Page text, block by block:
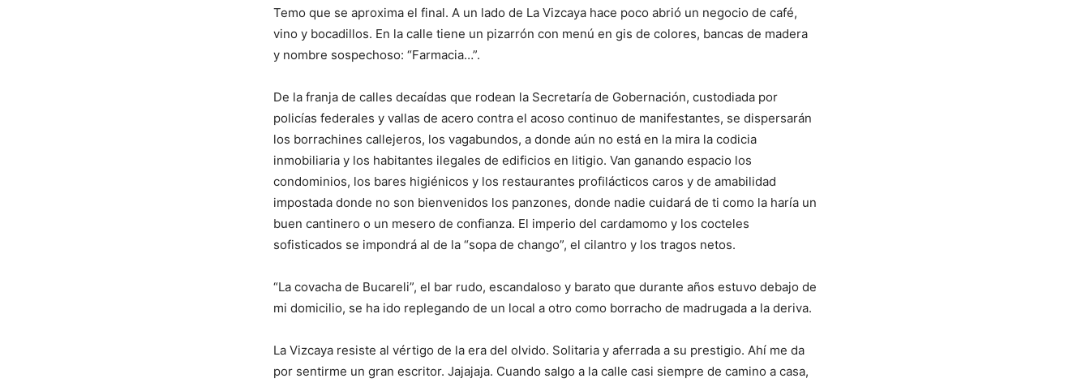
Temo que se aproxima el final. A un lado de La Vizcaya hace poco abrió un negocio de café,
vino y bocadillos. En la calle tiene un pizarrón con menú en gis de colores, bancas de madera
y nombre sospechoso: “Farmacia…”.
De la franja de calles decaídas que rodean la Secretaría de Gobernación, custodiada por
policías federales y vallas de acero contra el acoso continuo de manifestantes, se dispersarán
los borrachines callejeros, los vagabundos, a donde aún no está en la mira la codicia
inmobiliaria y los habitantes ilegales de edificios en litigio. Van ganando espacio los
condominios, los bares higiénicos y los restaurantes profilácticos caros y de amabilidad
impostada donde no son bienvenidos los panzones, donde nadie cuidará de ti como la haría un
buen cantinero o un mesero de confianza. El imperio del cardamomo y los cocteles
sofisticados se impondrá al de la “sopa de chango”, el cilantro y los tragos netos.
“La covacha de Bucareli”, el bar rudo, escandaloso y barato que durante años estuvo debajo de
mi domicilio, se ha ido replegando de un local a otro como borracho de madrugada a la deriva.
La Vizcaya resiste al vértigo de la era del olvido. Solitaria y aferrada a su prestigio. Ahí me da
por sentirme un gran escritor. Jajajaja. Cuando salgo a la calle casi siempre de camino a casa,